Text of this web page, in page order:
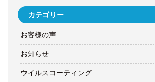
カテゴリー
お客様の声
お知らせ
ウイルスコーティング